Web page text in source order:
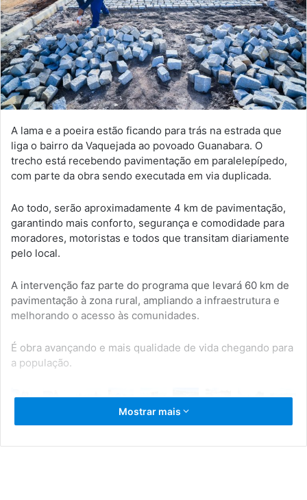
A lama e a poeira estão ficando para trás na estrada que
liga o bairro da Vaquejada ao povoado Guanabara. O
trecho está recebendo pavimentação em paralelepípedo,
com parte da obra sendo executada em via duplicada.
Ao todo, serão aproximadamente 4 km de pavimentação,
garantindo mais conforto, segurança e comodidade para
moradores, motoristas e todos que transitam diariamente
pelo local.
A intervenção faz parte do programa que levará 60 km de
pavimentação à zona rural, ampliando a infraestrutura e
melhorando o acesso às comunidades.
É obra avançando e mais qualidade de vida chegando para
a população.
Mostrar mais